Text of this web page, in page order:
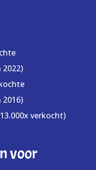
verkocht)
voor